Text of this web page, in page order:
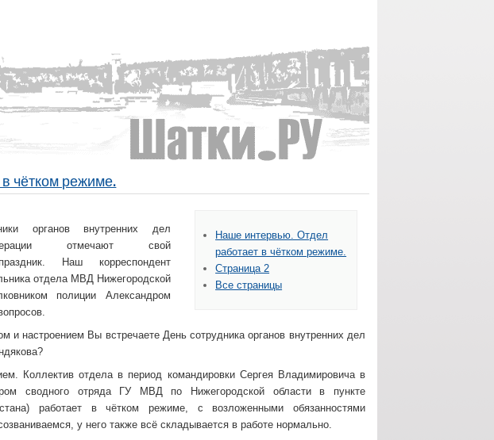
чётком режиме.
Наше интервью. Отдел
работает в чётком режиме.
Страница 2
Все страницы
органов внутренних дел
отмечают свой
Наш корреспондент
отдела МВД Нижегородской
полиции Александром
и настроением Вы встречаете День сотрудника органов внутренних дел
Коллектив отдела в период командировки Сергея Владимировича в
сводного отряда ГУ МВД по Нижегородской области в пункте
работает в чётком режиме, с возложенными обязанностями
у него также всё складывается в работе нормально.